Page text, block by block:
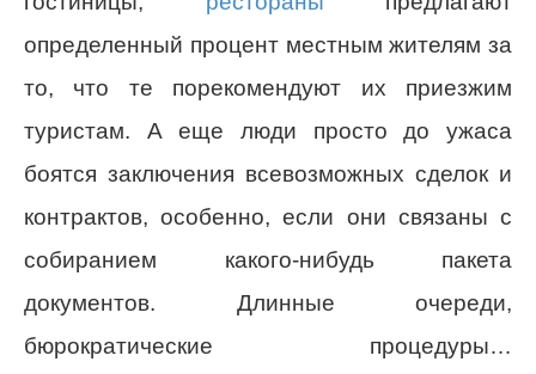
определенный процент местным жителям за
то, что те порекомендуют их приезжим
туристам. А еще люди просто до ужаса
боятся заключения всевозможных сделок и
контрактов, особенно, если они связаны с
собиранием какого-нибудь пакета
документов. Длинные очереди,
бюрократические процедуры…